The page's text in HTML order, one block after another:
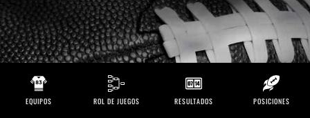
EQUIPOS ROL DE JUEGOS RESULTADOS POSICIONES